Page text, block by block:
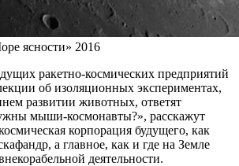
ясности» 2016
ракетно-космических предприятий
об изоляционных экспериментах,
развитии животных, ответят
мыши-космонавты?», расскажут
корпорация будущего, как
а главное, как и где на Земле
деятельности.